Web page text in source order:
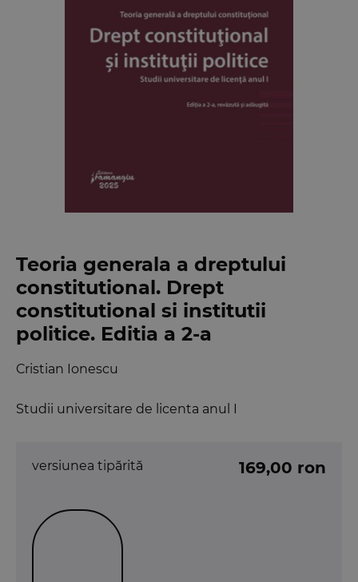
Teoria generala a dreptului
constitutional. Drept
constitutional si institutii
politice. Editia a 2-a
Studii universitare de licenta anul I
Cristian Ionescu
versiunea tipărită 169,00 ron